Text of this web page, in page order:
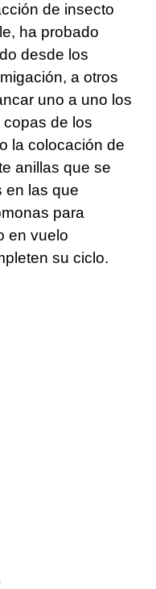
de insecto
ha probado
desde los
a otros
uno a uno los
de los
la colocación de
anillas que se
en las que
para
en vuelo
su ciclo.